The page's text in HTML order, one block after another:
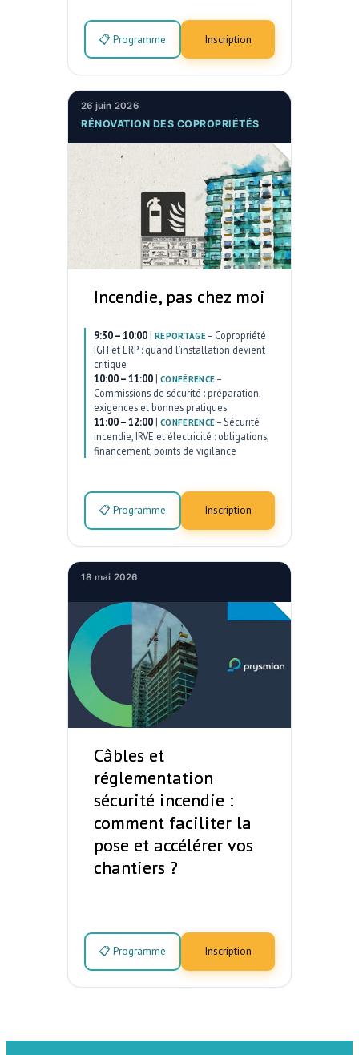
📋 Programme Inscription
26 juin 2026
RÉNOVATION DES COPROPRIÉTÉS
Incendie, pas chez moi
9:30 – 10:00 | REPORTAGE– Copropriété
IGH et ERP : quand l’installation devient
critique
10:00 – 11:00 | CONFÉRENCE –
Commissions de sécurité : préparation,
exigences et bonnes pratiques
11:00 – 12:00 | CONFÉRENCE – Sécurité
incendie, IRVE et électricité : obligations,
financement, points de vigilance
📋 Programme Inscription
18 mai 2026
Câbles et
réglementation
sécurité incendie :
comment faciliter la
pose et accélérer vos
chantiers ?
📋 Programme Inscription